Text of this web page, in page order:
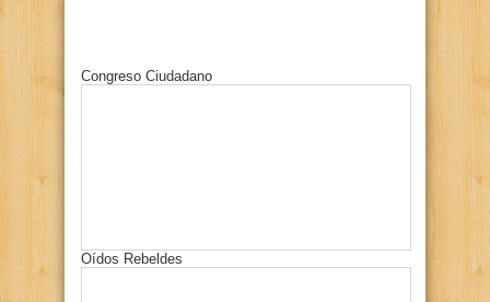
Congreso Ciudadano
Oídos Rebeldes